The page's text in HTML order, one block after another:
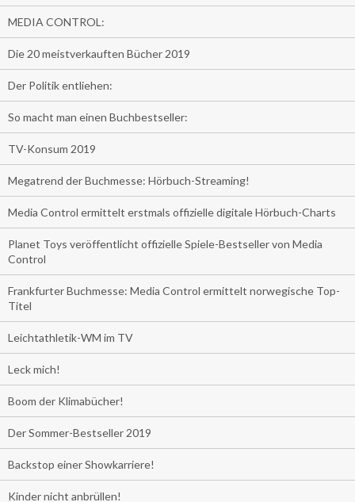
MEDIA CONTROL:
Die 20 meistverkauften Bücher 2019
Der Politik entliehen:
So macht man einen Buchbestseller:
TV-Konsum 2019
Megatrend der Buchmesse: Hörbuch-Streaming!
Media Control ermittelt erstmals offizielle digitale Hörbuch-Charts
Planet Toys veröffentlicht offizielle Spiele-Bestseller von Media
Control
Frankfurter Buchmesse: Media Control ermittelt norwegische Top-
Titel
Leichtathletik-WM im TV
Leck mich!
Boom der Klimabücher!
Der Sommer-Bestseller 2019
Backstop einer Showkarriere!
Kinder nicht anbrüllen!